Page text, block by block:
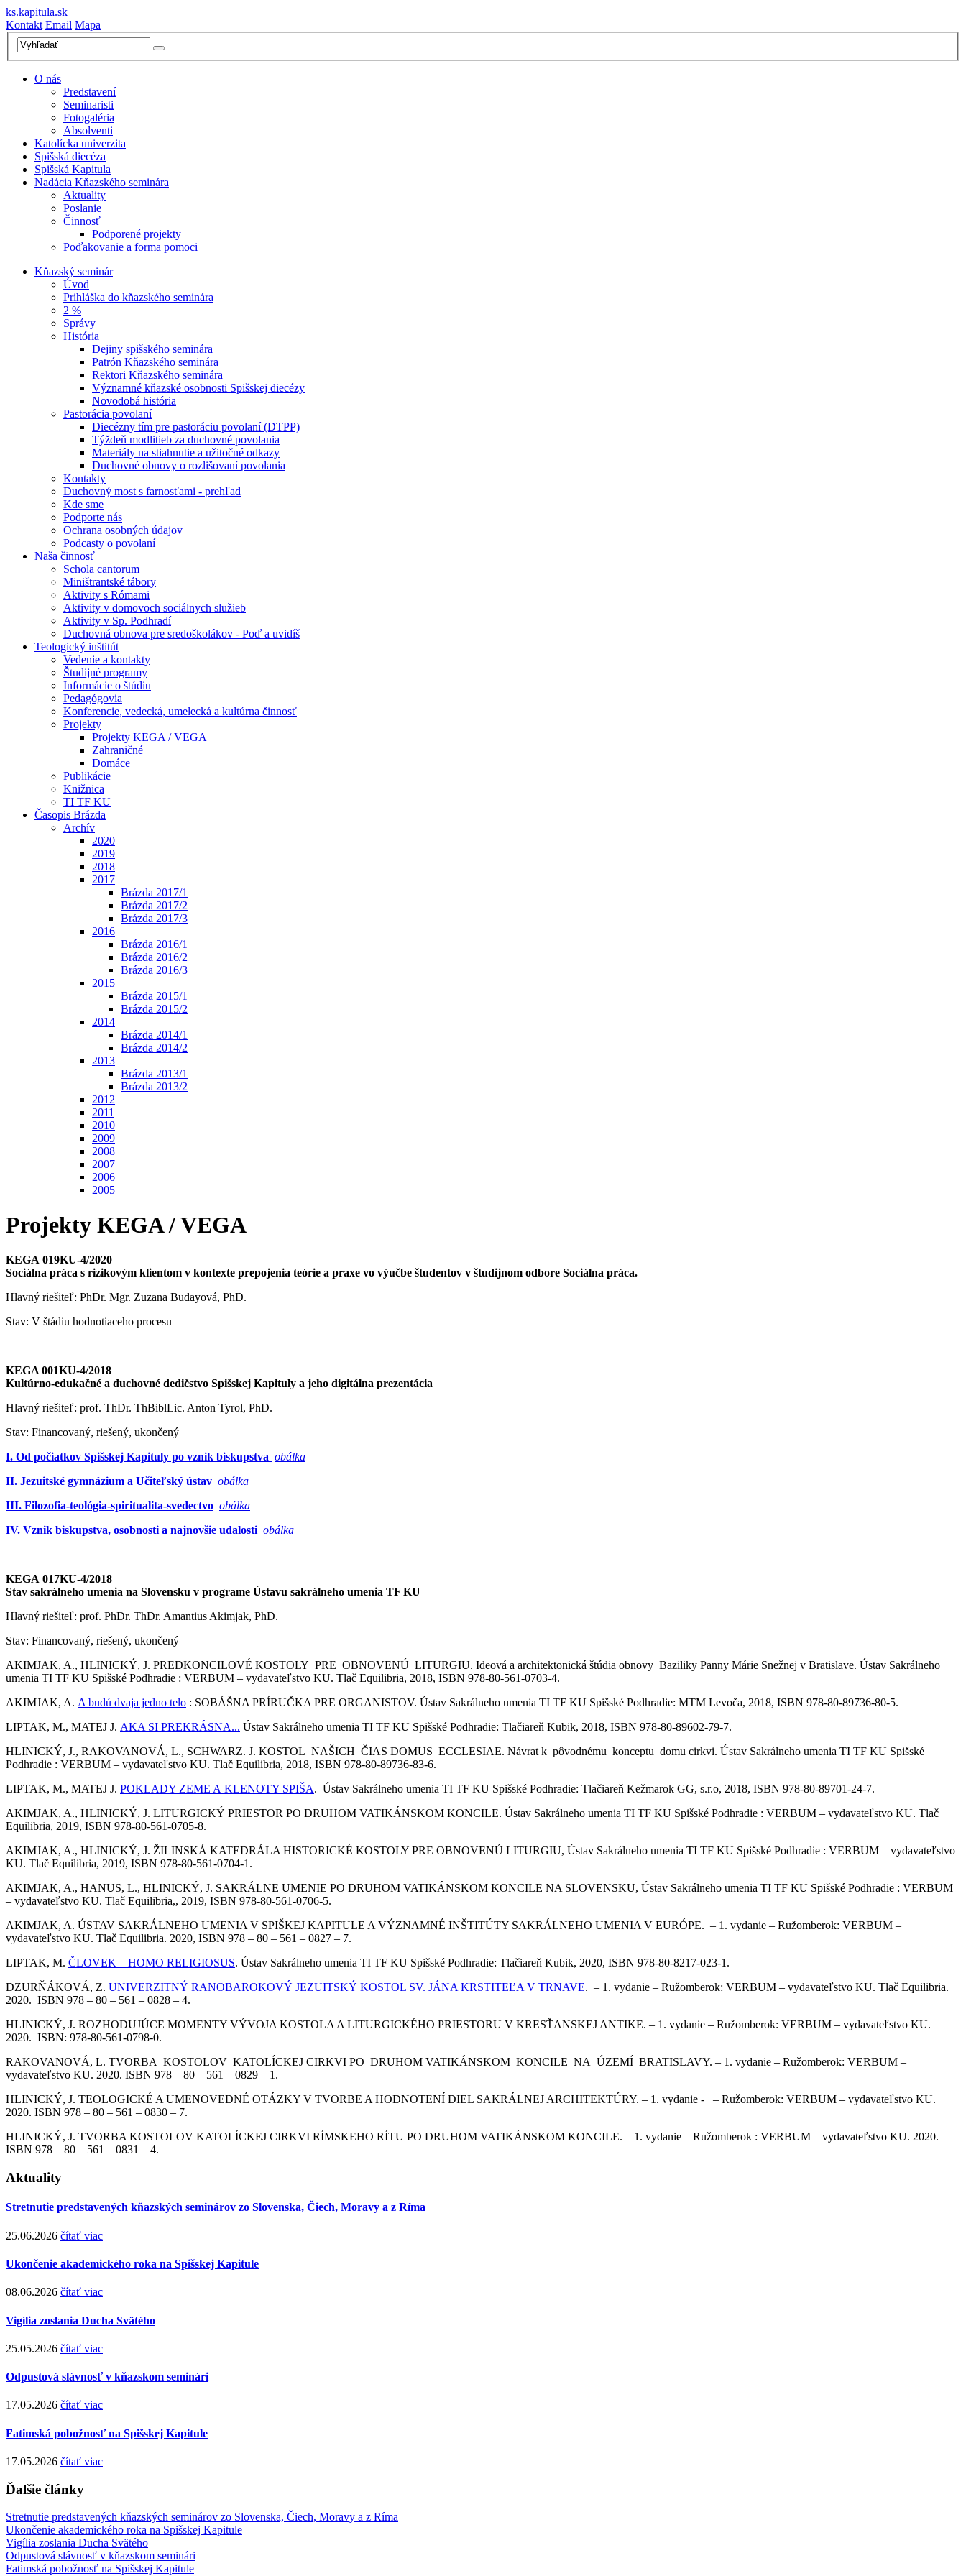
ks.kapitula.sk
Kontakt Email Mapa
O nás
Predstavení
Seminaristi
Fotogaléria
Absolventi
Katolícka univerzita
Spišská diecéza
Spišská Kapitula
Nadácia Kňazského seminára
Aktuality
Poslanie
Činnosť
Podporené projekty
Poďakovanie a forma pomoci
Kňazský seminár
Úvod
Prihláška do kňazského seminára
2 %
Správy
História
Dejiny spišského seminára
Patrón Kňazského seminára
Rektori Kňazského seminára
Významné kňazské osobnosti Spišskej diecézy
Novodobá história
Pastorácia povolaní
Diecézny tím pre pastoráciu povolaní (DTPP)
Týždeň modlitieb za duchovné povolania
Materiály na stiahnutie a užitočné odkazy
Duchovné obnovy o rozlišovaní povolania
Kontakty
Duchovný most s farnosťami - prehľad
Kde sme
Podporte nás
Ochrana osobných údajov
Podcasty o povolaní
Naša činnosť
Schola cantorum
Miništrantské tábory
Aktivity s Rómami
Aktivity v domovoch sociálnych služieb
Aktivity v Sp. Podhradí
Duchovná obnova pre sredoškolákov - Poď a uvidíš
Teologický inštitút
Vedenie a kontakty
Študijné programy
Informácie o štúdiu
Pedagógovia
Konferencie, vedecká, umelecká a kultúrna činnosť
Projekty
Projekty KEGA / VEGA
Zahraničné
Domáce
Publikácie
Knižnica
TI TF KU
Časopis Brázda
Archív
2020
2019
2018
2017
Brázda 2017/1
Brázda 2017/2
Brázda 2017/3
2016
Brázda 2016/1
Brázda 2016/2
Brázda 2016/3
2015
Brázda 2015/1
Brázda 2015/2
2014
Brázda 2014/1
Brázda 2014/2
2013
Brázda 2013/1
Brázda 2013/2
2012
2011
2010
2009
2008
2007
2006
2005
Projekty KEGA / VEGA
KEGA 019KU-4/2020
Sociálna práca s rizikovým klientom v kontexte prepojenia teórie a praxe vo výučbe študentov v študijnom odbore Sociálna práca.
Hlavný riešiteľ: PhDr. Mgr. Zuzana Budayová, PhD.
Stav: V štádiu hodnotiaceho procesu
KEGA 001KU-4/2018
Kultúrno-edukačné a duchovné dedičstvo Spišskej Kapituly a jeho digitálna prezentácia
Hlavný riešiteľ: prof. ThDr. ThBiblLic. Anton Tyrol, PhD.
Stav: Financovaný, riešený, ukončený
I. Od počiatkov Spišskej Kapituly po vznik biskupstva obálka
II. Jezuitské gymnázium a Učiteľský ústav obálka
III. Filozofia-teológia-spiritualita-svedectvo obálka
IV. Vznik biskupstva, osobnosti a najnovšie udalosti obálka
KEGA 017KU-4/2018
Stav sakrálneho umenia na Slovensku v programe Ústavu sakrálneho umenia TF KU
Hlavný riešiteľ: prof. PhDr. ThDr. Amantius Akimjak, PhD.
Stav: Financovaný, riešený, ukončený
AKIMJAK, A., HLINICKÝ, J. PREDKONCILOVÉ KOSTOLY PRE OBNOVENÚ LITURGIU. Ideová a architektonická štúdia obnovy Baziliky Panny Márie Snežnej v Bratislave. Ústav Sakrálneho
umenia TI TF KU Spišské Podhradie : VERBUM – vydavateľstvo KU. Tlač Equilibria, 2018, ISBN 978-80-561-0703-4.
AKIMJAK, A. A budú dvaja jedno telo : SOBÁŠNA PRÍRUČKA PRE ORGANISTOV. Ústav Sakrálneho umenia TI TF KU Spišské Podhradie: MTM Levoča, 2018, ISBN 978-80-89736-80-5.
LIPTAK, M., MATEJ J. AKA SI PREKRÁSNA... Ústav Sakrálneho umenia TI TF KU Spišské Podhradie: Tlačiareň Kubik, 2018, ISBN 978-80-89602-79-7.
HLINICKÝ, J., RAKOVANOVÁ, L., SCHWARZ. J. KOSTOL NAŠICH ČIAS DOMUS ECCLESIAE. Návrat k pôvodnému konceptu domu cirkvi. Ústav Sakrálneho umenia TI TF KU Spišské
Podhradie : VERBUM – vydavateľstvo KU. Tlač Equilibria, 2018, ISBN 978-80-89736-83-6.
LIPTAK, M., MATEJ J. POKLADY ZEME A KLENOTY SPIŠA. Ústav Sakrálneho umenia TI TF KU Spišské Podhradie: Tlačiareň Kežmarok GG, s.r.o, 2018, ISBN 978-80-89701-24-7.
AKIMJAK, A., HLINICKÝ, J. LITURGICKÝ PRIESTOR PO DRUHOM VATIKÁNSKOM KONCILE. Ústav Sakrálneho umenia TI TF KU Spišské Podhradie : VERBUM – vydavateľstvo KU. Tlač
Equilibria, 2019, ISBN 978-80-561-0705-8.
AKIMJAK, A., HLINICKÝ, J. ŽILINSKÁ KATEDRÁLA HISTORICKÉ KOSTOLY PRE OBNOVENÚ LITURGIU, Ústav Sakrálneho umenia TI TF KU Spišské Podhradie : VERBUM – vydavateľstvo
KU. Tlač Equilibria, 2019, ISBN 978-80-561-0704-1.
AKIMJAK, A., HANUS, L., HLINICKÝ, J. SAKRÁLNE UMENIE PO DRUHOM VATIKÁNSKOM KONCILE NA SLOVENSKU, Ústav Sakrálneho umenia TI TF KU Spišské Podhradie : VERBUM
– vydavateľstvo KU. Tlač Equilibria,, 2019, ISBN 978-80-561-0706-5.
AKIMJAK, A. ÚSTAV SAKRÁLNEHO UMENIA V SPIŠKEJ KAPITULE A VÝZNAMNÉ INŠTITÚTY SAKRÁLNEHO UMENIA V EURÓPE. – 1. vydanie – Ružomberok: VERBUM –
vydavateľstvo KU. Tlač Equilibria. 2020, ISBN 978 – 80 – 561 – 0827 – 7.
LIPTAK, M. ČLOVEK – HOMO RELIGIOSUS. Ústav Sakrálneho umenia TI TF KU Spišské Podhradie: Tlačiareň Kubik, 2020, ISBN 978-80-8217-023-1.
DZURŇÁKOVÁ, Z. UNIVERZITNÝ RANOBAROKOVÝ JEZUITSKÝ KOSTOL SV. JÁNA KRSTITEĽA V TRNAVE. – 1. vydanie – Ružomberok: VERBUM – vydavateľstvo KU. Tlač Equilibria.
2020. ISBN 978 – 80 – 561 – 0828 – 4.
HLINICKÝ, J. ROZHODUJÚCE MOMENTY VÝVOJA KOSTOLA A LITURGICKÉHO PRIESTORU V KRESŤANSKEJ ANTIKE. – 1. vydanie – Ružomberok: VERBUM – vydavateľstvo KU.
2020. ISBN: 978-80-561-0798-0.
RAKOVANOVÁ, L. TVORBA KOSTOLOV KATOLÍCKEJ CIRKVI PO DRUHOM VATIKÁNSKOM KONCILE NA ÚZEMÍ BRATISLAVY. – 1. vydanie – Ružomberok: VERBUM –
vydavateľstvo KU. 2020. ISBN 978 – 80 – 561 – 0829 – 1.
HLINICKÝ, J. TEOLOGICKÉ A UMENOVEDNÉ OTÁZKY V TVORBE A HODNOTENÍ DIEL SAKRÁLNEJ ARCHITEKTÚRY. – 1. vydanie - – Ružomberok: VERBUM – vydavateľstvo KU.
2020. ISBN 978 – 80 – 561 – 0830 – 7.
HLINICKÝ, J. TVORBA KOSTOLOV KATOLÍCKEJ CIRKVI RÍMSKEHO RÍTU PO DRUHOM VATIKÁNSKOM KONCILE. – 1. vydanie – Ružomberok : VERBUM – vydavateľstvo KU. 2020.
ISBN 978 – 80 – 561 – 0831 – 4.
Aktuality
Stretnutie predstavených kňazských seminárov zo Slovenska, Čiech, Moravy a z Ríma
25.06.2026 čítať viac
Ukončenie akademického roka na Spišskej Kapitule
08.06.2026 čítať viac
Vigília zoslania Ducha Svätého
25.05.2026 čítať viac
Odpustová slávnosť v kňazskom seminári
17.05.2026 čítať viac
Fatimská pobožnosť na Spišskej Kapitule
17.05.2026 čítať viac
Ďalšie články
Stretnutie predstavených kňazských seminárov zo Slovenska, Čiech, Moravy a z Ríma
Ukončenie akademického roka na Spišskej Kapitule
Vigília zoslania Ducha Svätého
Odpustová slávnosť v kňazskom seminári
Fatimská pobožnosť na Spišskej Kapitule